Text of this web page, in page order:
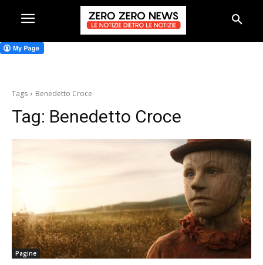
Tags Benedetto Croce
Tag: Benedetto Croce
Pagine